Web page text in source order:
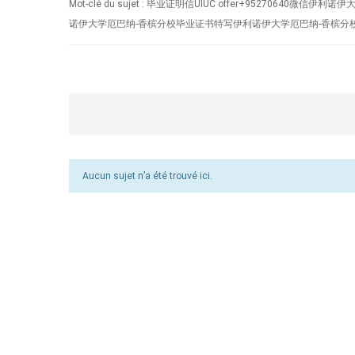
Mot-clé du sujet : 毕业证明信UIUC offer+95270640微信伊利诺伊
诺伊大学厄巴纳-香槟分校毕业证书特写伊利诺伊大学厄巴纳-香槟
Aucun sujet n’a été trouvé ici.